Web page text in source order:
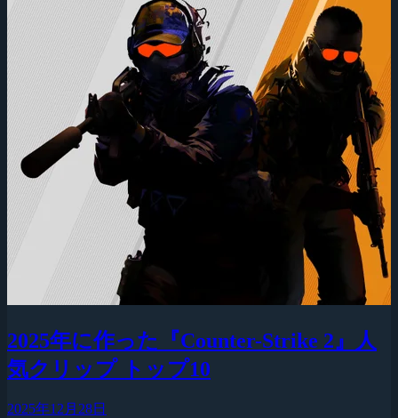
2025年に作った『Counter-Strike 2』人
気クリップ トップ10
2025年12月28日